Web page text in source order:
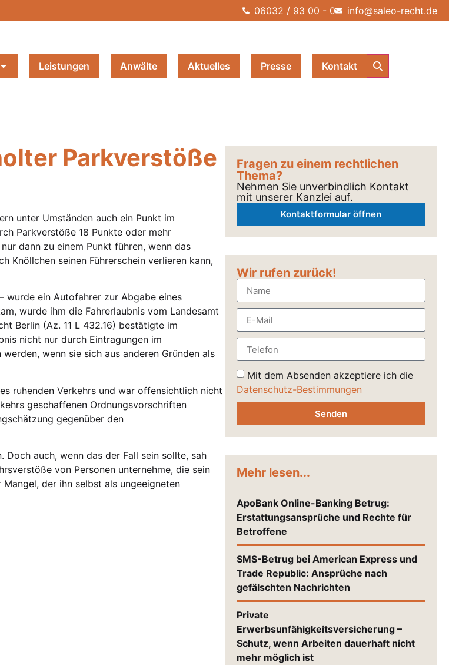
06032 / 93 00 - 0 info@saleo-recht.de
Leistungen Anwälte Aktuelles Presse Kontakt
Parkverstöße
unter Umständen auch ein Punkt im
Parkverstöße 18 Punkte oder mehr
dann zu einem Punkt führen, wenn das
Knöllchen seinen Führerschein verlieren kann,
wurde ein Autofahrer zur Abgabe eines
wurde ihm die Fahrerlaubnis vom Landesamt
Berlin (Az. 11 L 432.16) bestätigte im
nicht nur durch Eintragungen im
wenn sie sich aus anderen Gründen als
ruhenden Verkehrs und war offensichtlich nicht
geschaffenen Ordnungsvorschriften
gegenüber den
auch, wenn das der Fall sein sollte, sah
von Personen unternehme, die sein
der ihn selbst als ungeeigneten
Fragen zu einem rechtlichen
Thema?
Nehmen Sie unverbindlich Kontakt
mit unserer Kanzlei auf.
Kontaktformular öffnen
Wir rufen zurück!
Mit dem Absenden akzeptiere ich die
Datenschutz-Bestimmungen
Senden
Mehr lesen...
ApoBank Online-Banking Betrug:
Erstattungsansprüche und Rechte für
Betroffene
SMS-Betrug bei American Express und
Trade Republic: Ansprüche nach
gefälschten Nachrichten
Private
Erwerbsunfähigkeitsversicherung –
Schutz, wenn Arbeiten dauerhaft nicht
mehr möglich ist